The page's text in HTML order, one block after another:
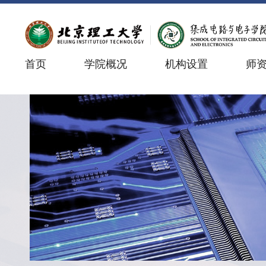
首页 学院概况 机构设置 师